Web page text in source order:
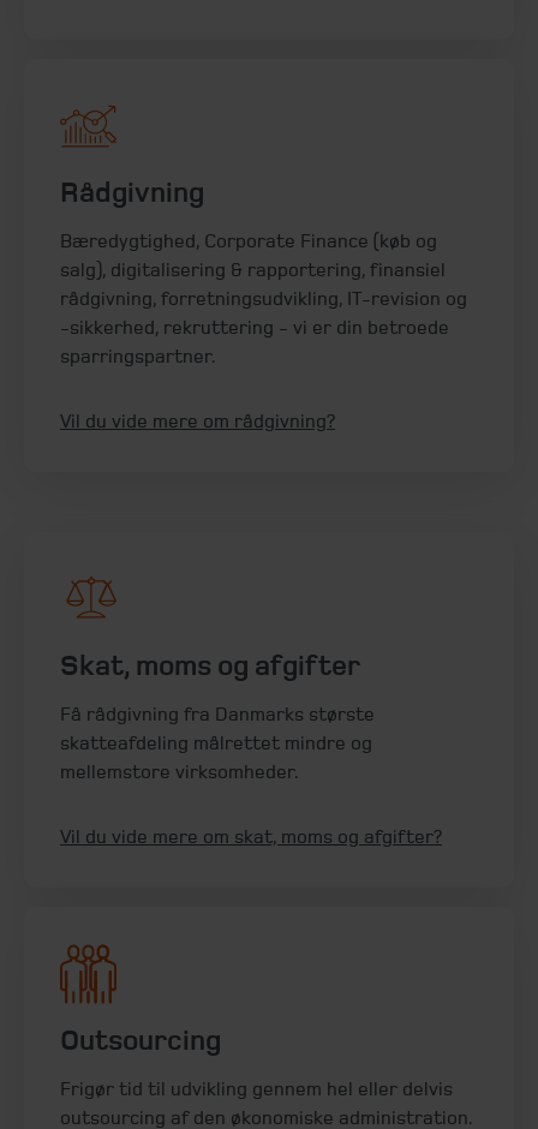
Rådgivning
Bæredygtighed, Corporate Finance (køb og
salg), digitalisering & rapportering, finansiel
rådgivning, forretningsudvikling, IT-revision og
-sikkerhed, rekruttering - vi er din betroede
sparringspartner.
Vil du vide mere om rådgivning?
Skat, moms og afgifter
Få rådgivning fra Danmarks største
skatteafdeling målrettet mindre og
mellemstore virksomheder.
Vil du vide mere om skat, moms og afgifter?
Outsourcing
Frigør tid til udvikling gennem hel eller delvis
outsourcing af den økonomiske administration.